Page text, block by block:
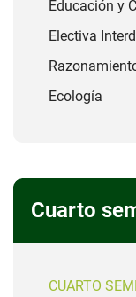
Educación y
Electiva
Ecología
Cuarto
CUARTO